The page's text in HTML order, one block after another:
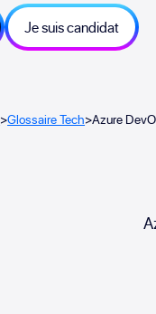
Je suis candidat
>Glossaire Tech>Azure